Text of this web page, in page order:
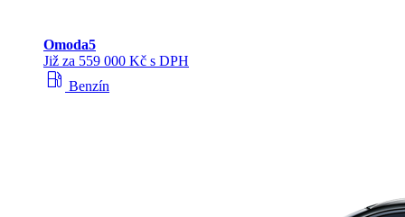
Omoda5
Již za 559 000 Kč s DPH
local_gas_station Benzín